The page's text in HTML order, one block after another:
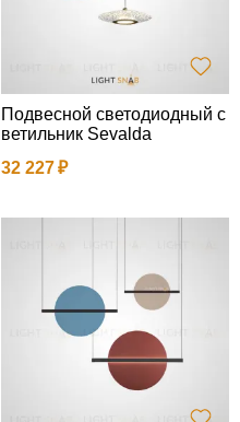
Подвесной светодиодный с
ветильник Sevalda
32 227